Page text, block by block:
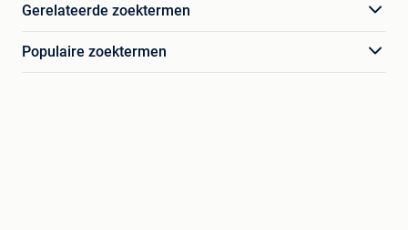
Gerelateerde zoektermen
Populaire zoektermen